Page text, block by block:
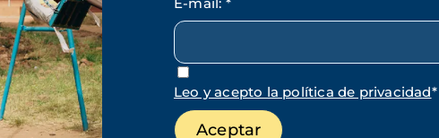
Leo y acepto la política de privacidad*